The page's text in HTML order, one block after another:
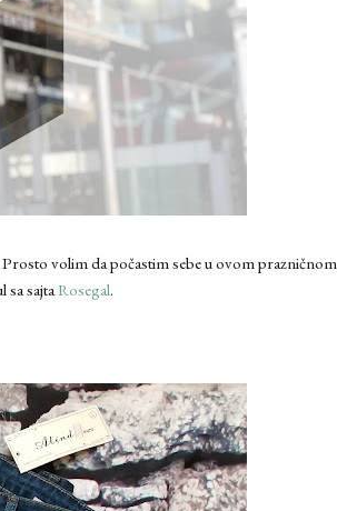
volim da počastim sebe u ovom prazničnom
sajta Rosegal.